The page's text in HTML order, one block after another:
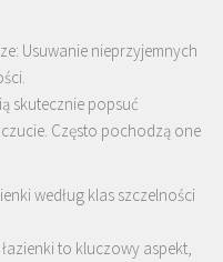
Usuwanie nieprzyjemnych
skutecznie popsuć
Często pochodzą one
według klas szczelności
to kluczowy aspekt,